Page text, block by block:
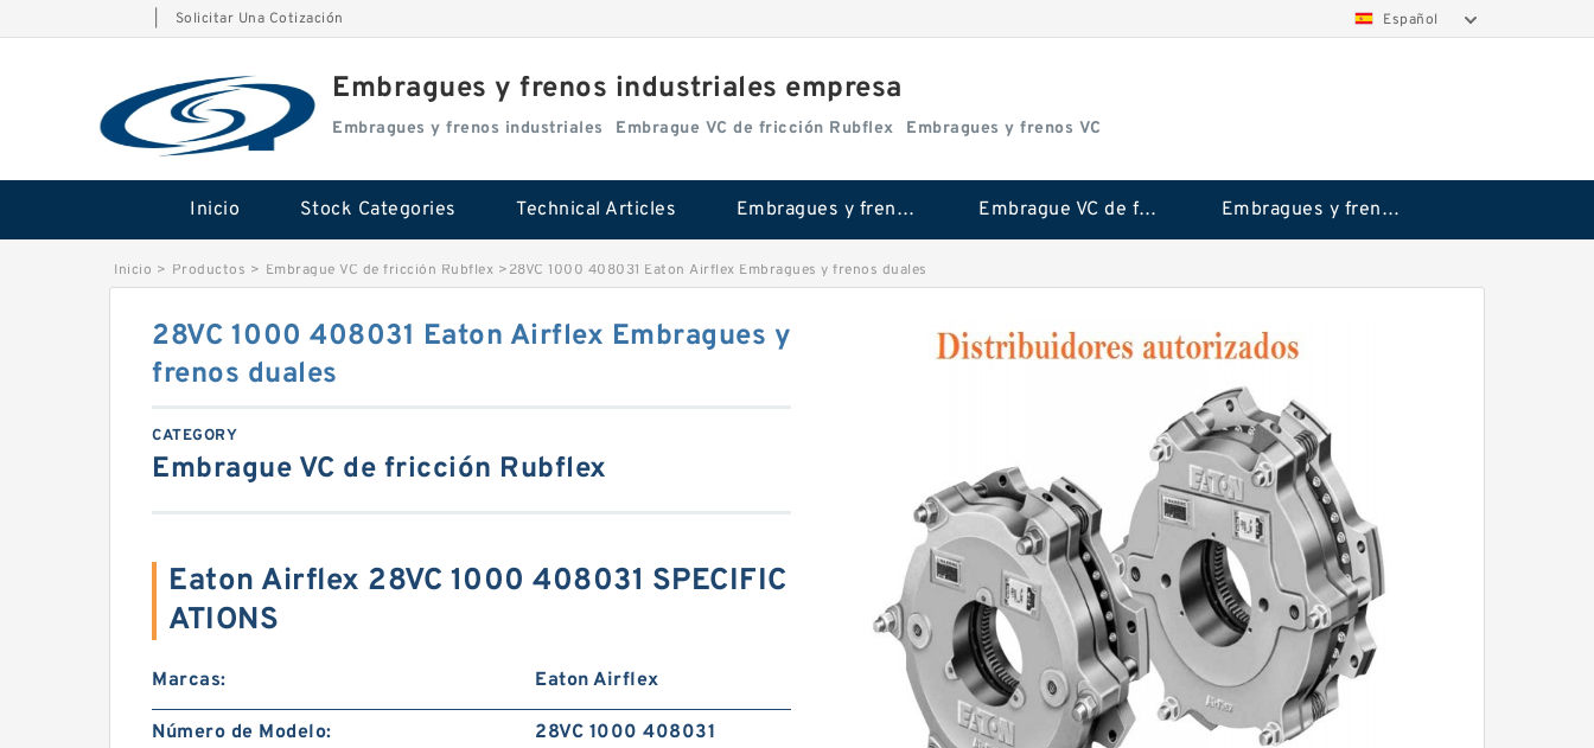
Solicitar Una Cotización Español
Embragues y frenos industriales empresa
Embragues y frenos industriales Embrague VC de fricción Rubflex Embragues y frenos VC
Inicio Stock Categories Technical Articles Embragues y frenos industriales Embrague VC de fricción Rubflex Embragues y frenos VC
Inicio > Productos > Embrague VC de fricción Rubflex >28VC 1000 408031 Eaton Airflex Embragues y frenos duales
28VC 1000 408031 Eaton Airflex Embragues y
frenos duales
CATEGORY
Embrague VC de fricción Rubflex
Eaton Airflex 28VC 1000 408031 SPECIFIC
ATIONS
Marcas: Eaton Airflex
Número de Modelo: 28VC 1000 408031